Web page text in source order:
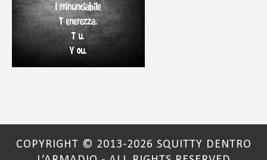
COPYRIGHT © 2013-2026 SQUITTY DENTRO